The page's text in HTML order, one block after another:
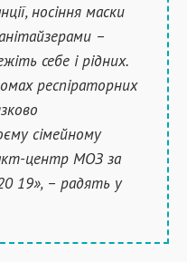
носіння маски
–
себе і рідних.
респіраторних
сімейному
центр МОЗ за
19», – радять у